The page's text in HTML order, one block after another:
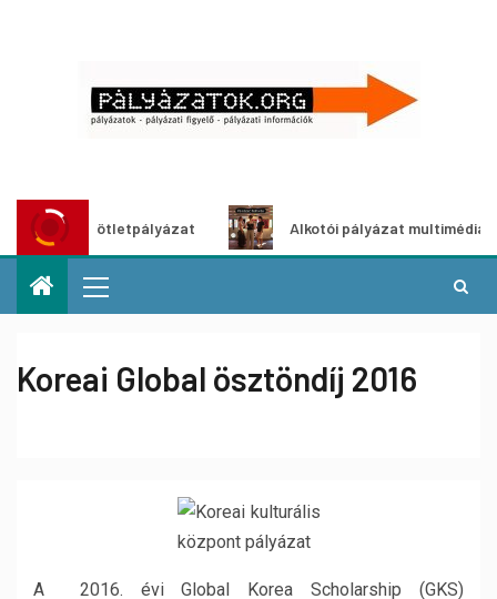
ötletpályázat Alkotói pályázat multimédia-
Koreai Global ösztöndíj 2016
A 2016. évi Global Korea Scholarship (GKS)